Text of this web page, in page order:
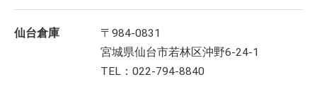
仙台倉庫
〒984-0831
宮城県仙台市若林区沖野6-24-1
TEL：022-794-8840